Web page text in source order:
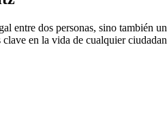
entre dos personas, sino también
en la vida de cualquier